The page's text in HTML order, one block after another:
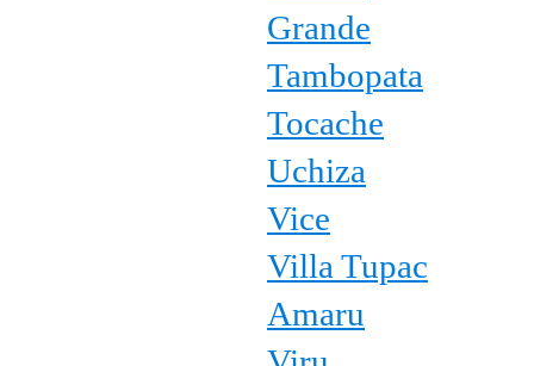
Grande
Tambopata
Tocache
Uchiza
Vice
Villa Tupac
Amaru